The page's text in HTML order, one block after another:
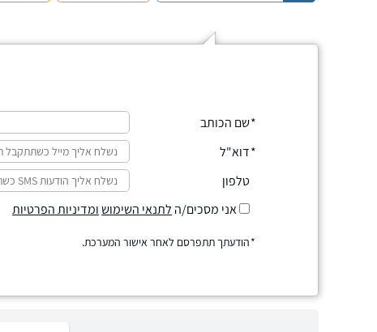
שם הכותב
דוא"ל
טלפון
אני מסכים/ה לתנאי השימושומדיניות הפרטיות
הודעתך תתפרסם לאחר אישור המערכת.